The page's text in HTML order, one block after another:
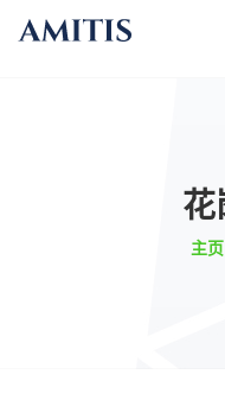
花
主页